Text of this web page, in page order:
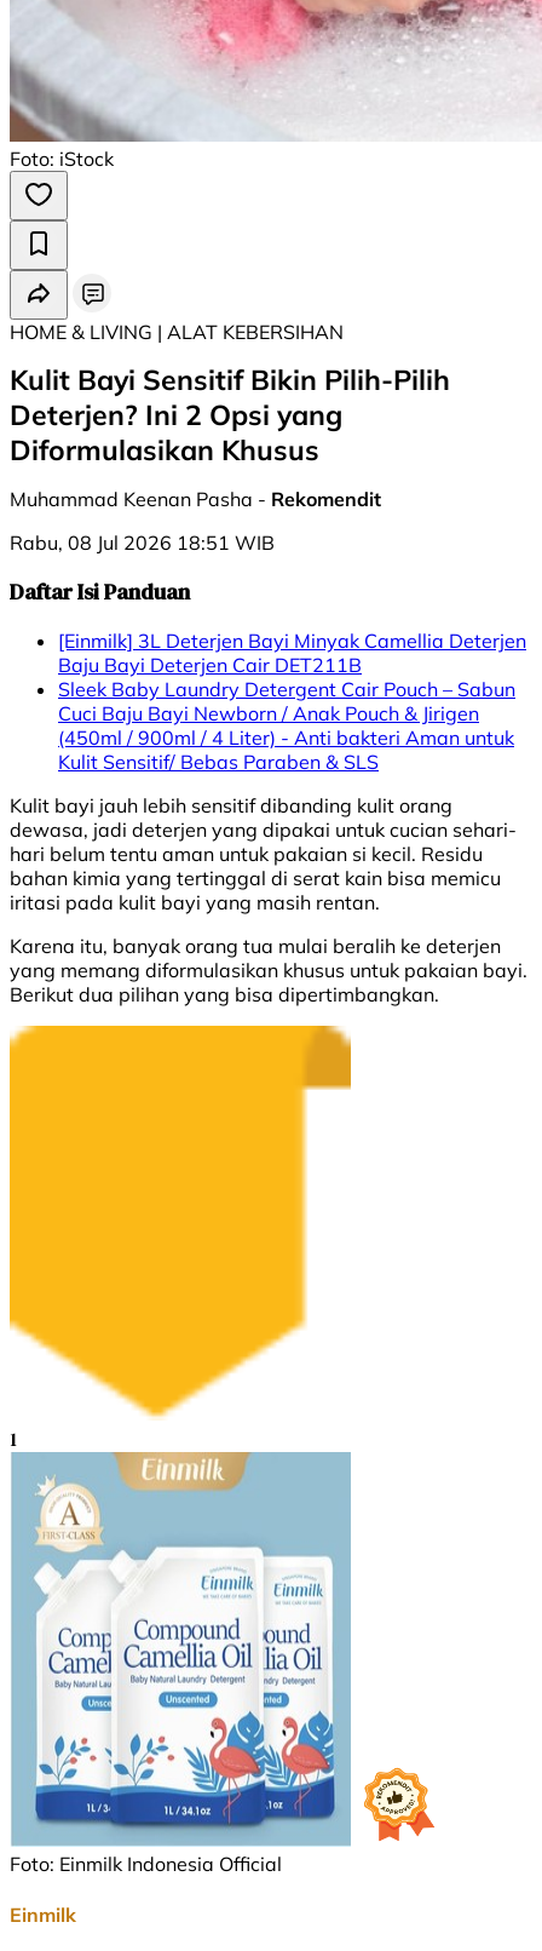
Foto: iStock
HOME & LIVING | ALAT KEBERSIHAN
Kulit Bayi Sensitif Bikin Pilih-Pilih
Deterjen? Ini 2 Opsi yang
Diformulasikan Khusus
Muhammad Keenan Pasha - Rekomendit
Rabu, 08 Jul 2026 18:51 WIB
Daftar Isi Panduan
[Einmilk] 3L Deterjen Bayi Minyak Camellia Deterjen
Baju Bayi Deterjen Cair DET211B
Sleek Baby Laundry Detergent Cair Pouch – Sabun
Cuci Baju Bayi Newborn / Anak Pouch & Jirigen
(450ml / 900ml / 4 Liter) - Anti bakteri Aman untuk
Kulit Sensitif/ Bebas Paraben & SLS
Kulit bayi jauh lebih sensitif dibanding kulit orang
dewasa, jadi deterjen yang dipakai untuk cucian sehari-
hari belum tentu aman untuk pakaian si kecil. Residu
bahan kimia yang tertinggal di serat kain bisa memicu
iritasi pada kulit bayi yang masih rentan.
Karena itu, banyak orang tua mulai beralih ke deterjen
yang memang diformulasikan khusus untuk pakaian bayi.
Berikut dua pilihan yang bisa dipertimbangkan.
1
Foto: Einmilk Indonesia Official
Einmilk